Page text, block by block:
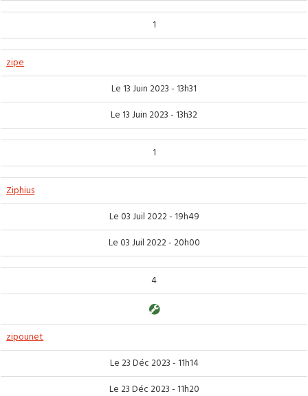
1
zipe
Le 13 Juin 2023 - 13h31
Le 13 Juin 2023 - 13h32
1
Ziphius
Le 03 Juil 2022 - 19h49
Le 03 Juil 2022 - 20h00
4
zipounet
Le 23 Déc 2023 - 11h14
Le 23 Déc 2023 - 11h20